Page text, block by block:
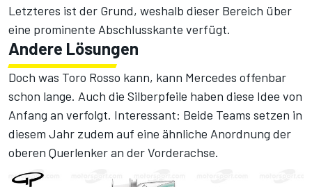
Letzteres ist der Grund, weshalb dieser Bereich über
eine prominente Abschlusskante verfügt.
Andere Lösungen
Doch was Toro Rosso kann, kann Mercedes offenbar
schon lange. Auch die Silberpfeile haben diese Idee von
Anfang an verfolgt. Interessant: Beide Teams setzen in
diesem Jahr zudem auf eine ähnliche Anordnung der
oberen Querlenker an der Vorderachse.